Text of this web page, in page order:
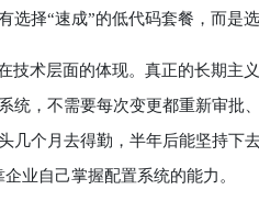
选择“速成”的低代码套餐，而是
术层面的体现。真正的长期主
统，不需要每次变更都重新审批
个月去得勤，半年后能坚持下
业自己掌握配置系统的能力。